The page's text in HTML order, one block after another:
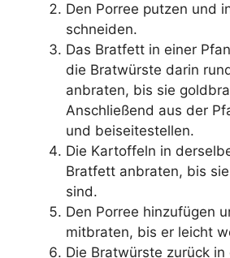
Den Porree putzen und
schneiden.
Das Bratfett in einer
die Bratwürste darin
anbraten, bis sie
Anschließend aus der
und beiseitestellen.
Die Kartoffeln in
Bratfett anbraten, bis
sind.
Den Porree hinzufügen
mitbraten, bis er leicht
Die Bratwürste zurück in